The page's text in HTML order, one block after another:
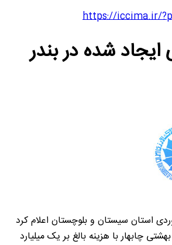
https://iccima.ir/
شده در بندر
استان سیستان و بلوچستان اعلام کرد
چابهار با هزینه بالغ بر یک میلیارد